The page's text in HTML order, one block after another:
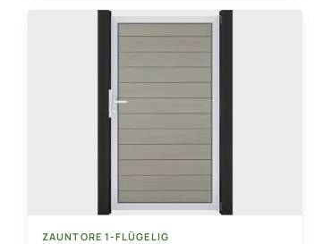
ZAUNTORE 1-FLÜGELIG